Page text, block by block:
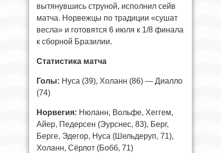
вытянувшись струной, исполнил сейв
матча. Норвежцы по традиции «сушат
весла» и готовятся 6 июля к 1/8 финала
к сборной Бразилии.
Статистика матча
Голы: Нуса (39), Холанн (86) — Диалло
(74)
Норвегия: Нюланн, Вольфе, Хеггем,
Айер, Педерсен (Эурснес, 83), Берг,
Берге, Эдегор, Нуса (Шельдеруп, 71),
Холанн, Сёрлот (Бобб, 71)